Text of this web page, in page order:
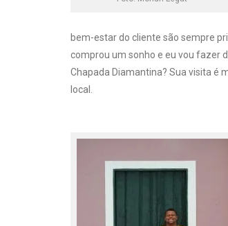
bem-estar do cliente são sempre
comprou um sonho e eu vou fazer
Chapada Diamantina? Sua visita é
local.